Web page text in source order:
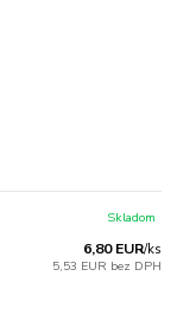
6,80 EUR/ks
5,53 EUR bez DPH
Skladom